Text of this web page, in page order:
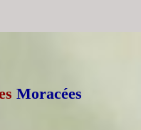
Moracées